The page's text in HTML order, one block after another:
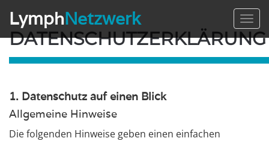
LymphNetzwerk
DATENSCHUTZERKLÄRUNG
1. Datenschutz auf einen Blick
Allgemeine Hinweise
Die folgenden Hinweise geben einen einfachen